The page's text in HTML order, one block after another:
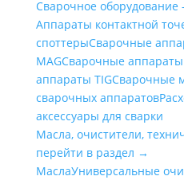
Сварочное
Аппараты контактной
cпоттерыСварочные
MAGСварочные
аппараты TIGСварочные
сварочных аппаратов
аксессуары для сварки
Масла, очистители,
перейти в раздел →
МаслаУниверсальные